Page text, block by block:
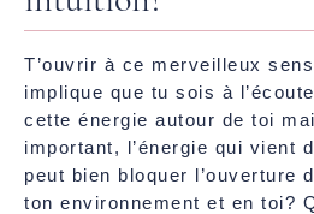
T’ouvrir à ce merveilleux
implique que tu sois à
cette énergie autour de toi
important, l’énergie qui vient
peut bien bloquer l’ouverture
ton environnement et en toi?